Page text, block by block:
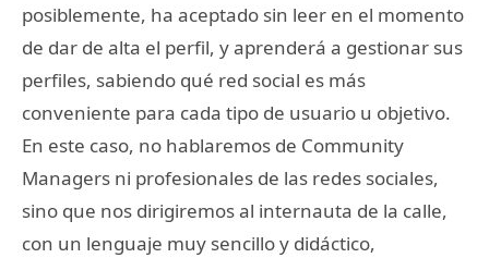
posiblemente, ha aceptado sin leer en el momento
de dar de alta el perfil, y aprenderá a gestionar sus
perfiles, sabiendo qué red social es más
conveniente para cada tipo de usuario u objetivo.
En este caso, no hablaremos de Community
Managers ni profesionales de las redes sociales,
sino que nos dirigiremos al internauta de la calle,
con un lenguaje muy sencillo y didáctico,